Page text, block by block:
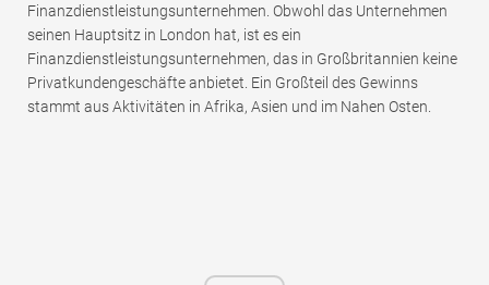
Finanzdienstleistungsunternehmen. Obwohl das Unternehmen
seinen Hauptsitz in London hat, ist es ein
Finanzdienstleistungsunternehmen, das in Großbritannien keine
Privatkundengeschäfte anbietet. Ein Großteil des Gewinns
stammt aus Aktivitäten in Afrika, Asien und im Nahen Osten.